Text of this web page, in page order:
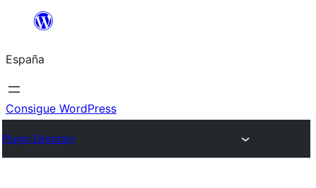
Saltar
contenido
España
Consigue WordPress
Plugin Directory